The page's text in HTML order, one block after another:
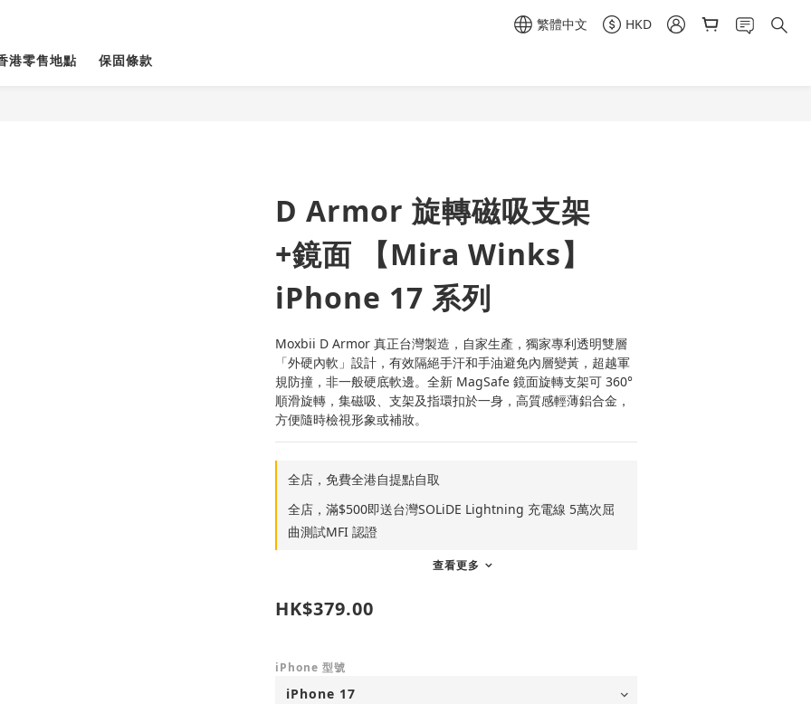
繁體中文 HKD
港零售地點 保固條款
D Armor 旋轉磁吸支架
+鏡面 【Mira Winks】
iPhone 17 系列
Moxbii D Armor 真正台灣製造，自家生產，獨家專利透明雙層
「外硬內軟」設計，有效隔絕手汗和手油避免內層變黃，超越軍
規防撞，非一般硬底軟邊。全新 MagSafe 鏡面旋轉支架可 360°
順滑旋轉，集磁吸、支架及指環扣於一身，高質感輕薄鋁合金，
方便隨時檢視形象或補妝。
全店，免費全港自提點自取
全店，滿$500即送台灣SOLiDE Lightning 充電線 5萬次屈
曲測試MFI 認證
查看更多
HK$379.00
iPhone 型號